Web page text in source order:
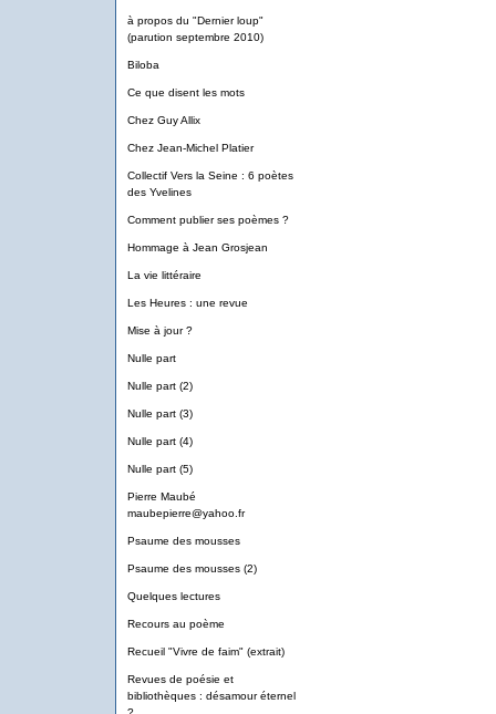
à propos du "Dernier loup"
(parution septembre 2010)
Biloba
Ce que disent les mots
Chez Guy Allix
Chez Jean-Michel Platier
Collectif Vers la Seine : 6 poètes
des Yvelines
Comment publier ses poèmes ?
Hommage à Jean Grosjean
La vie littéraire
Les Heures : une revue
Mise à jour ?
Nulle part
Nulle part (2)
Nulle part (3)
Nulle part (4)
Nulle part (5)
Pierre Maubé
maubepierre@yahoo.fr
Psaume des mousses
Psaume des mousses (2)
Quelques lectures
Recours au poème
Recueil "Vivre de faim" (extrait)
Revues de poésie et
bibliothèques : désamour éternel